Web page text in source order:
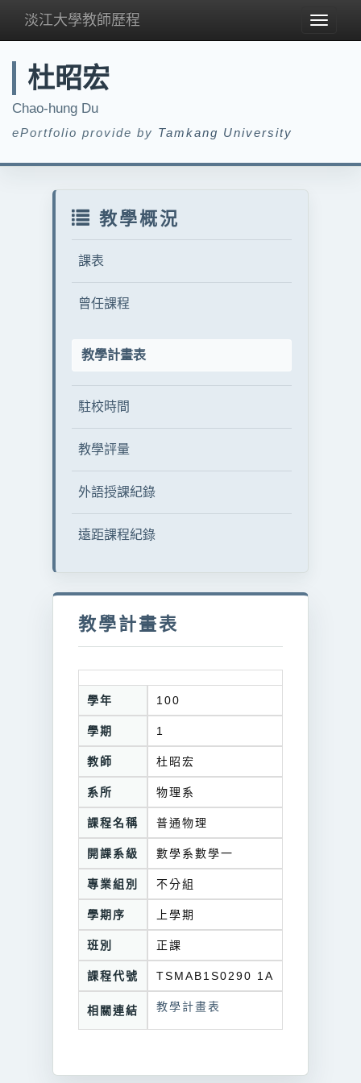
Toggle
淡江大學教師歷程
杜昭宏
Chao-hung Du
ePortfolio provide by Tamkang University
教學概況
課表
曾任課程
教學計畫表
駐校時間
教學評量
外語授課紀錄
遠距課程紀錄
教學計畫表
學年 100
學期 1
教師 杜昭宏
系所 物理系
課程名稱 普通物理
開課系級 數學系數學一
專業組別 不分組
學期序 上學期
班別 正課
課程代號 TSMAB1S0290 1A
相關連結 教學計畫表